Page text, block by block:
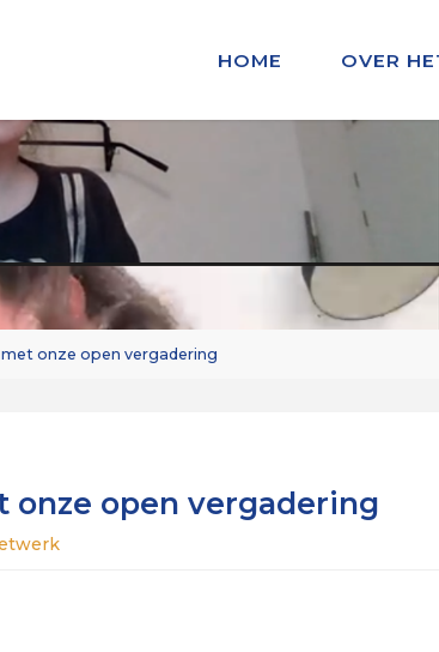
HOME OVER
onze open vergadering
onze open vergadering